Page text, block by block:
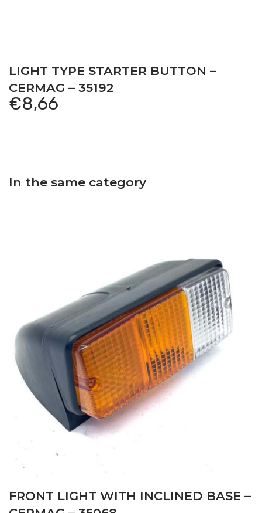
LIGHT TYPE STARTER BUTTON –
CERMAG – 35192
€8,66
In the same category
FRONT LIGHT WITH INCLINED BASE –